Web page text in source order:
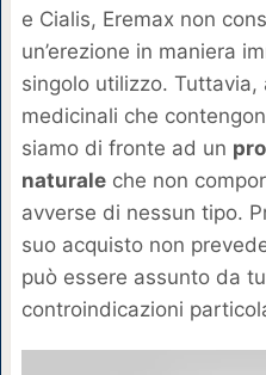
e Cialis, Eremax non
un’erezione in maniera
singolo utilizzo.
medicinali che
siamo di fronte ad un
naturaleche non
avverse di nessun tipo.
suo acquisto non
può essere assunto da
controindicazioni